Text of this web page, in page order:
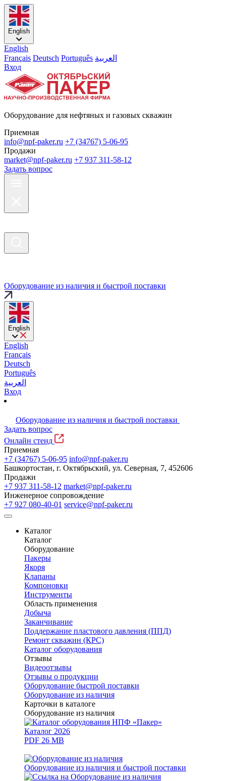
English
English
Français Deutsch Português العربية
Вход
Оборудование для нефтяных и газовых скважин
Приемная
info@npf-paker.ru +7 (34767) 5-06-95
Продажи
market@npf-paker.ru +7 937 311-58-12
Задать вопрос
Оборудование из наличия и быстрой поставки
English
English
Français
Deutsch
Português
العربية
Вход
Оборудование из наличия и быстрой поставки
Задать вопрос
Онлайн стенд
Приемная
+7 (34767) 5-06-95 info@npf-paker.ru
Башкортостан, г. Октябрьский, ул. Северная, 7, 452606
Продажи
+7 937 311-58-12 market@npf-paker.ru
Инженерное сопровождение
+7 927 080-40-01 service@npf-paker.ru
Каталог
Каталог
Оборудование
Пакеры
Якоря
Клапаны
Компоновки
Инструменты
Область применения
Добыча
Заканчивание
Поддержание пластового давления (ППД)
Ремонт скважин (КРС)
Каталог оборудования
Отзывы
Видеоотзывы
Отзывы о продукции
Оборудование быстрой поставки
Оборудование из наличия
Карточки в каталоге
Оборудование из наличия
Каталог 2026
PDF 26 MB
Оборудование из наличия и быстрой поставки